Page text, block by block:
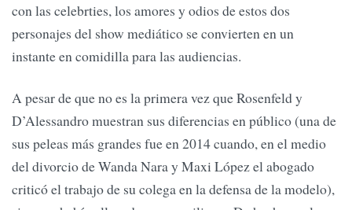
con las celebrties, los amores y odios de estos dos
personajes del show mediático se convierten en un
instante en comidilla para las audiencias.
A pesar de que no es la primera vez que Rosenfeld y
D’Alessandro muestran sus diferencias en público (una de
sus peleas más grandes fue en 2014 cuando, en el medio
del divorcio de Wanda Nara y Maxi López el abogado
criticó el trabajo de su colega en la defensa de la modelo),